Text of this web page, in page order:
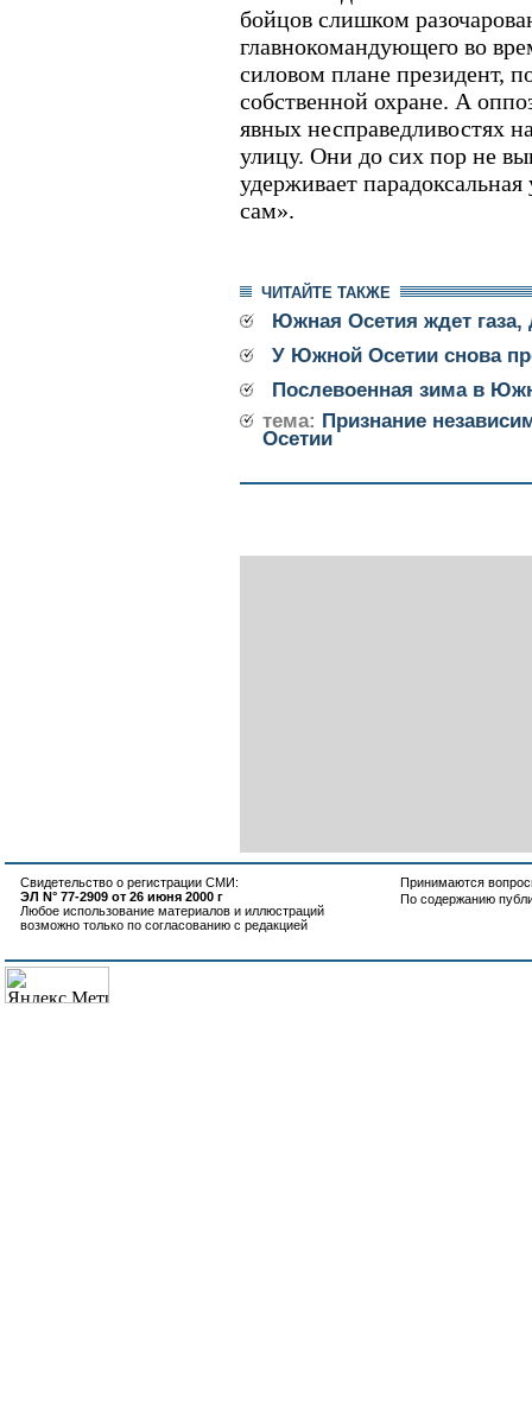
бойцов слишком
главнокомандующего во
силовом плане президент,
собственной охране. А
явных несправедливостях
улицу. Они до сих пор не
удерживает
сам».
ЧИТАЙТЕ ТАКЖЕ
Южная Осетия ждет
У Южной Осетии снова
Послевоенная зима в
тема: Признание
Осетии
Свидетельство о регистрации СМИ:
ЭЛ N° 77-2909 от 26 июня 2000 г
Любое использование материалов и иллюстраций
возможно только по согласованию с редакцией
Принимаются
По содержанию